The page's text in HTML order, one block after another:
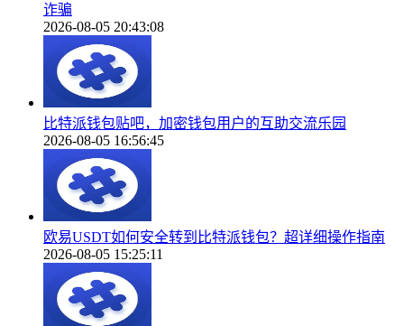
诈骗
2026-08-05 20:43:08
比特派钱包贴吧，加密钱包用户的互助交流乐园
2026-08-05 16:56:45
欧易USDT如何安全转到比特派钱包？超详细操作指南
2026-08-05 15:25:11